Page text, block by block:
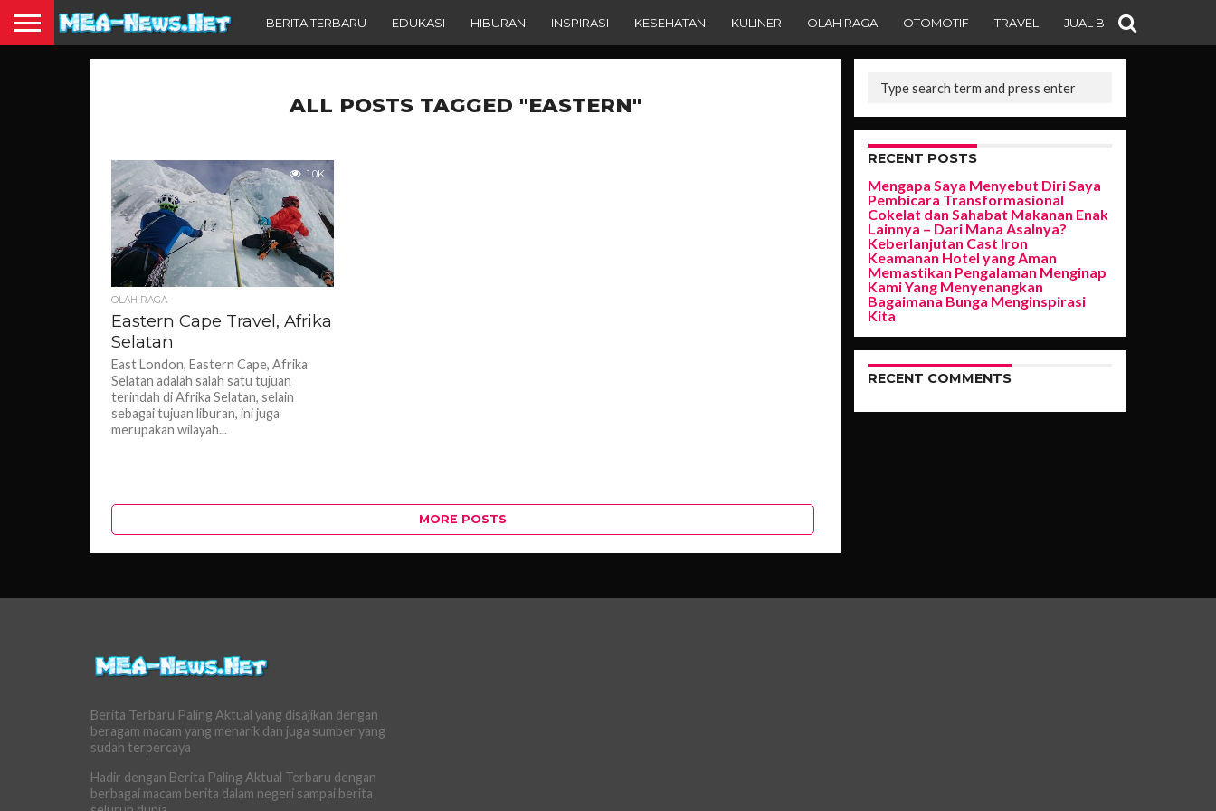
BERITA TERBARU EDUKASI HIBURAN INSPIRASI KESEHATAN KULINER OLAH RAGA OTOMOTIF TRAVEL JUAL BELI
ALL POSTS TAGGED "EASTERN"
1.0K
OLAH RAGA
Eastern Cape Travel, Afrika
Selatan
East London, Eastern Cape, Afrika
Selatan adalah salah satu tujuan
terindah di Afrika Selatan, selain
sebagai tujuan liburan, ini juga
merupakan wilayah...
MORE POSTS
RECENT POSTS
Mengapa Saya Menyebut Diri Saya
Pembicara Transformasional
Cokelat dan Sahabat Makanan Enak
Lainnya – Dari Mana Asalnya?
Keberlanjutan Cast Iron
Keamanan Hotel yang Aman
Memastikan Pengalaman Menginap
Kami Yang Menyenangkan
Bagaimana Bunga Menginspirasi
Kita
RECENT COMMENTS
Berita Terbaru Paling Aktual yang disajikan dengan
beragam macam yang menarik dan juga sumber yang
sudah terpercaya
Hadir dengan Berita Paling Aktual Terbaru dengan
berbagai macam berita dalam negeri sampai berita